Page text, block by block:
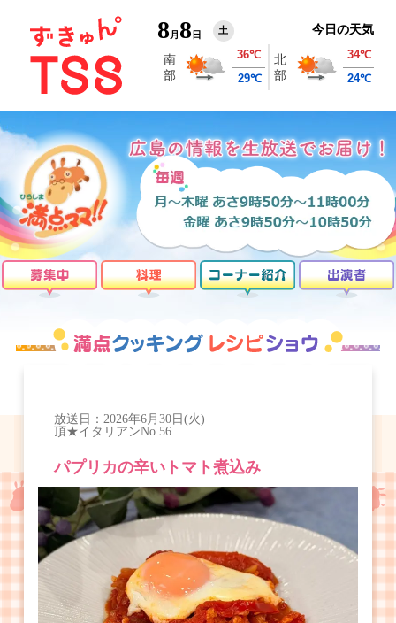
8 月 8 日 土 今日の天気
放送日： 2026年6月30日(火)
頂★イタリアンNo.56
パプリカの辛いトマト煮込み